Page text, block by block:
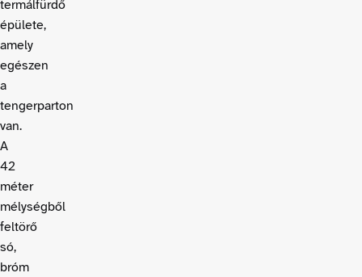
termálfürdő
épülete,
amely
egészen
a
tengerparton
van.
A
42
méter
mélységből
feltörő
só,
bróm